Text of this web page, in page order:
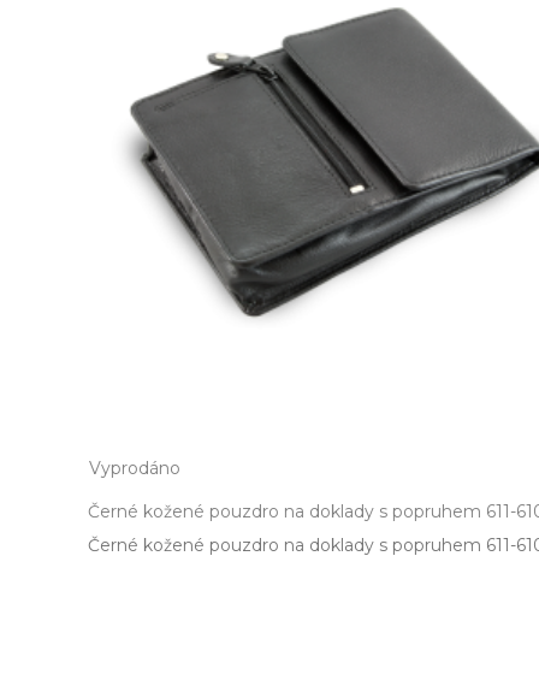
Vyprodáno
Černé kožené pouzdro na doklady s popruhem 611-
Černé kožené pouzdro na doklady s popruhem 611­-